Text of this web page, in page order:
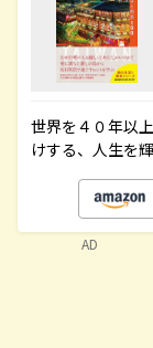
世界を４０年以
けする、人生を
AD